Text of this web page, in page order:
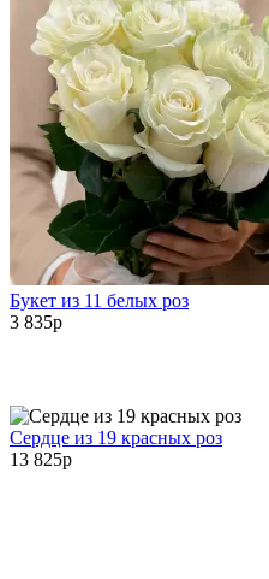
Букет из 11 белых роз
3 835p
Сердце из 19 красных роз
13 825p